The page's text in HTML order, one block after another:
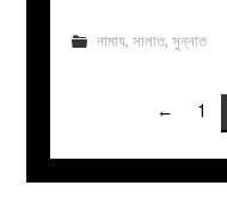
নামায, সালাত, সুন্নাত
← 1